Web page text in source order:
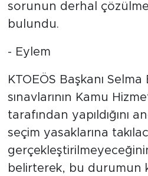
sorunun derhal
bulundu.
- Eylem
KTOEÖS Başkanı
sınavlarının Kamu
tarafından yapıldığını
seçim yasaklarına
gerçekleştirilmeyeceğinin
belirterek, bu durumun